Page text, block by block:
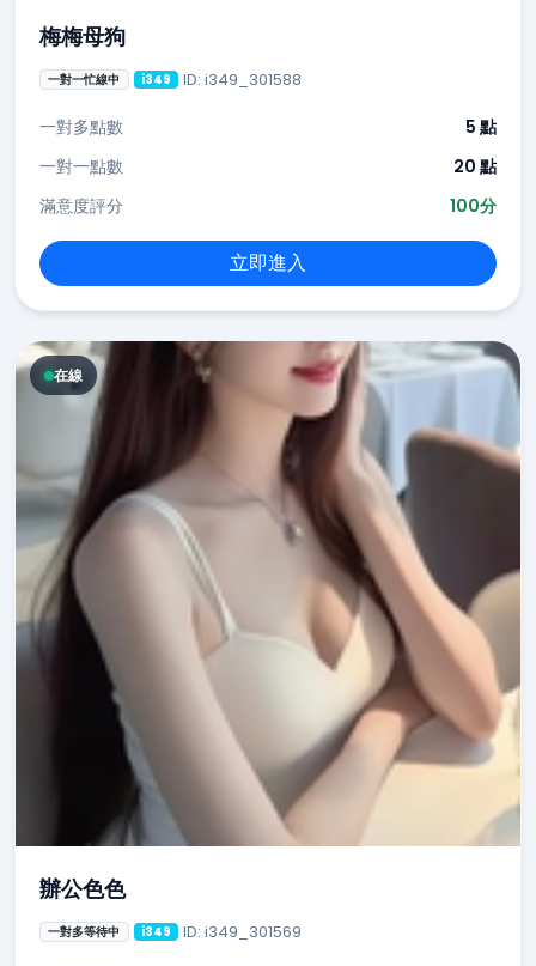
梅梅母狗
一對一忙線中 i349 ID: i349_301588
一對多點數
5 點
一對一點數
20 點
滿意度評分
100分
立即進入
在線
辦公色色
一對多等待中 i349 ID: i349_301569